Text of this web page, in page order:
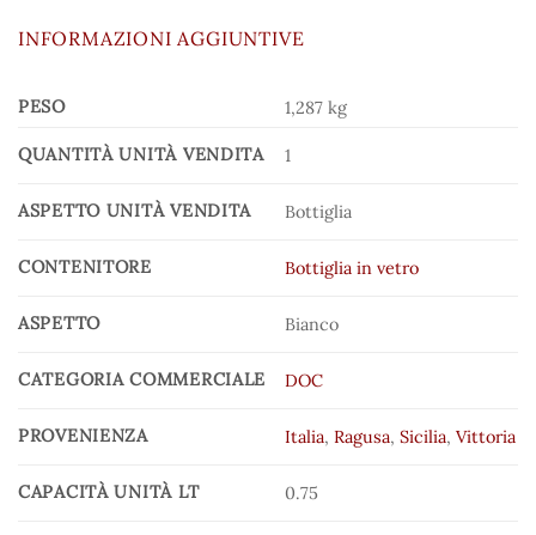
INFORMAZIONI AGGIUNTIVE
PESO 1,287 kg
QUANTITÀ UNITÀ VENDITA 1
ASPETTO UNITÀ VENDITA Bottiglia
CONTENITORE Bottiglia in vetro
ASPETTO Bianco
CATEGORIA COMMERCIALE DOC
PROVENIENZA Italia,Ragusa,Sicilia,Vittoria
CAPACITÀ UNITÀ LT 0.75